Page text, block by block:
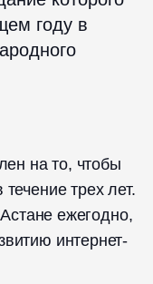
году в
на то, чтобы
трех лет.
ежегодно,
интернет-